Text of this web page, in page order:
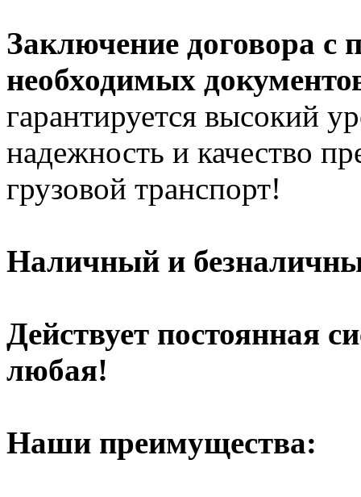
Заключение договора с
необходимых
гарантируется высокий
надежность и качество
грузовой транспорт!
Наличный и
Действует постоянная
любая!
Наши преимущества: